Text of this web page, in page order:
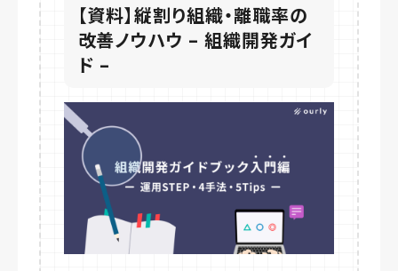
【資料】縦割り組織・離職率の
改善ノウハウ – 組織開発ガイ
ド –